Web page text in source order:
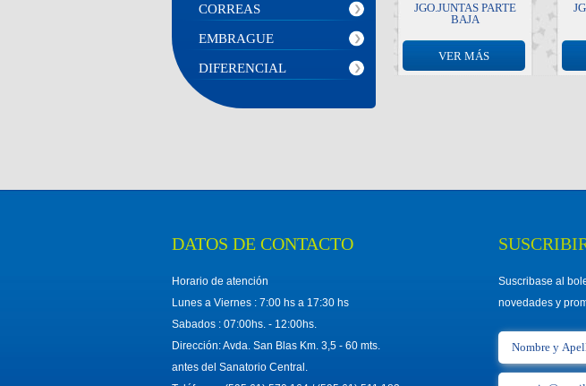
CORREAS
EMBRAGUE
DIFERENCIAL
JGO.JUNTAS PARTE
BAJA
VER MÁS
DATOS DE CONTACTO
Horario de atención
Lunes a Viernes : 7:00 hs a 17:30 hs
Sabados : 07:00hs. - 12:00hs.
Dirección: Avda. San Blas Km. 3,5 - 60 mts.
antes del Sanatorio Central.
Suscribase al
novedades y